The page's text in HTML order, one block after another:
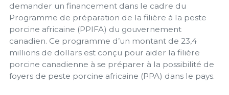
demander un financement dans le cadre du
Programme de préparation de la filière à la peste
porcine africaine (PPIFA) du gouvernement
canadien. Ce programme d’un montant de 23,4
millions de dollars est conçu pour aider la filière
porcine canadienne à se préparer à la possibilité de
foyers de peste porcine africaine (PPA) dans le pays.